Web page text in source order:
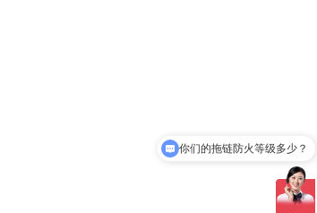
你们的拖链防火等级多少？